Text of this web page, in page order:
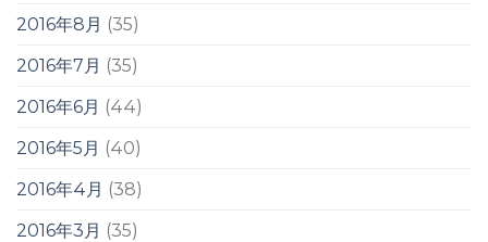
2016年8月 (35)
2016年7月 (35)
2016年6月 (44)
2016年5月 (40)
2016年4月 (38)
2016年3月 (35)